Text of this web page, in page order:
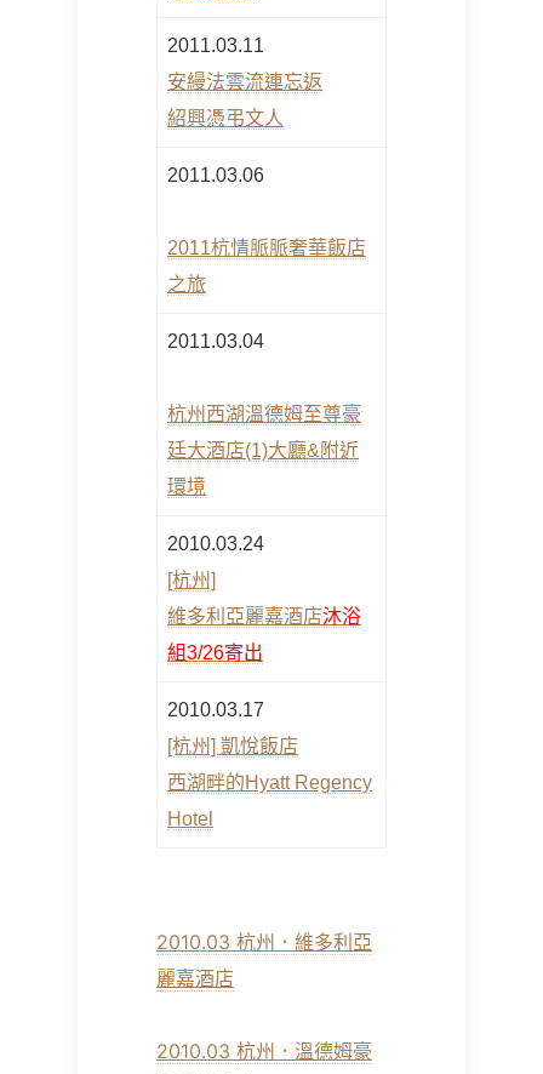
2011.03.11
安縵法雲流連忘返
紹興憑弔文人
2011.03.06
2011杭情脈脈奢華飯店
之旅
2011.03.04
杭州西湖溫德姆至尊豪
廷大酒店(1)大廳&附近
環境
2010.03.24
[杭州]
維多利亞麗嘉酒店沐浴
組3/26寄出
2010.03.17
[杭州] 凱悅飯店
西湖畔的Hyatt Regency
Hotel
2010.03 杭州．維多利亞
麗嘉酒店
2010.03 杭州．溫德姆豪